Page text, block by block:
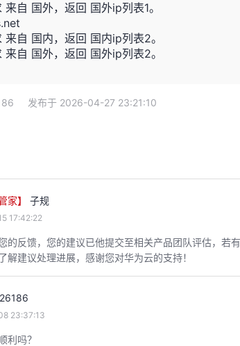
外，返回 国外ip列表1。
内，返回 国内ip列表2。
外，返回 国外ip列表2。
发布于 2026-04-27 23:21:10
家】 子规
17:42:22
的反馈，您的建议已他提交至相关产品团队评估，若
解建议处理进展，感谢您对华为云的支持！
23:37:13
利吗？